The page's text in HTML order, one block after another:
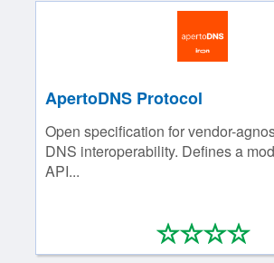
ApertoDNS Protocol
Open specification for vendor-
DNS interoperability. Defines a
API...
****
0/4